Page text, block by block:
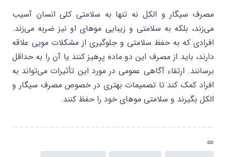
مصرف سیگار و الکل نه تنها به سلامتی کلی انسان آسیب
می‌زند، بلکه به سلامتی و زیبایی موهای او نیز ضربه می‌زند.
افرادی که به حفظ سلامتی و جلوگیری از مشکلات مویی علاقه
دارند، باید از مصرف این دو ماده پرهیز کنند یا آن را به حداقل
برسانند. ارتقاء آگاهی عمومی در مورد این تأثیرات می‌تواند به
افراد کمک کند تا تصمیمات بهتری در خصوص مصرف سیگار و
الکل بگیرند و سلامتی موهای خود را حفظ کنند.
link